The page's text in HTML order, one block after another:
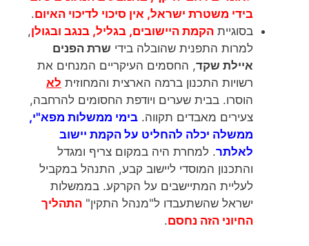
בידי משטרת ישראל, אין סיכוי לדיכוי האיום.
בסוגיית הקמת היישובים, בגליל, בנגב ובגולן,
למרות התפנית שהובלה בידי שרת הפנים
איילת שקד, החסמים העיקריים המנחים את
רשויות התכנון ברמה הארצית והמחוזית לא
הוסרו. בבית שערים ויודפת החסומים להרחבה,
צעירים מאבדים תקווה. בימי ממשלות מפא"י,
ממשלה יכלה להחליט על הקמת יישוב
לאלתר. למחרת היה במקום צריף ומגדל
והתכנון המוסדי ליישוב קבע, התנהל במקביל
לעליית המתיישבים על הקרקע. בממשלות
ישראל שהשתעבדו ל"מנהל התקין" התהליך
החיוני הזה נחסם.